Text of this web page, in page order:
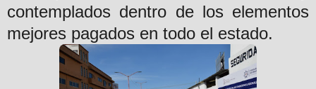
contemplados dentro de los elementos
mejores pagados en todo el estado.